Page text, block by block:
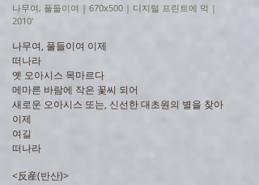
나무여, 풀들이여 | 670x500 | 디지털 프린트에 먹 |
2010'
나무여, 풀들이여 이제
떠나라
옛 오아시스 목마르다
메마른 바람에 작은 꽃씨 되어
새로운 오아시스 또는, 신선한 대초원의 별을 찾아
이제
여길
떠나라
<反産(반산)>